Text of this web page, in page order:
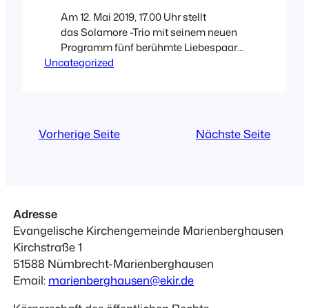
Am 12. Mai 2019, 17.00 Uhr stellt
das Solamore -Trio mit seinem neuen
Programm fünf berühmte Liebespaare
aus fünf verschiedenen Jahrhunderten
Liebenden. Angereichert mit Humor,
Uncategorized
Vorherige Seite Nächste Seite
Adresse
Evangelische Kirchengemeinde Marienberghausen
Kirchstraße 1
51588 Nümbrecht-Marienberghausen
Email: marienberghausen@ekir.de